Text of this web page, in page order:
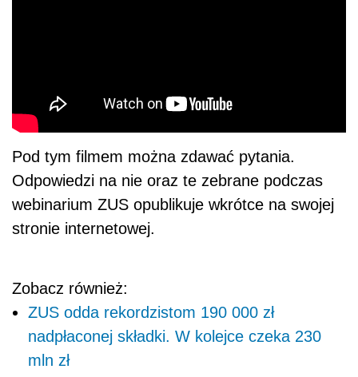
Pod tym filmem można zdawać pytania.
Odpowiedzi na nie oraz te zebrane podczas
webinarium ZUS opublikuje wkrótce na swojej
stronie internetowej.
Zobacz również:
ZUS odda rekordzistom 190 000 zł
nadpłaconej składki. W kolejce czeka 230
mln zł